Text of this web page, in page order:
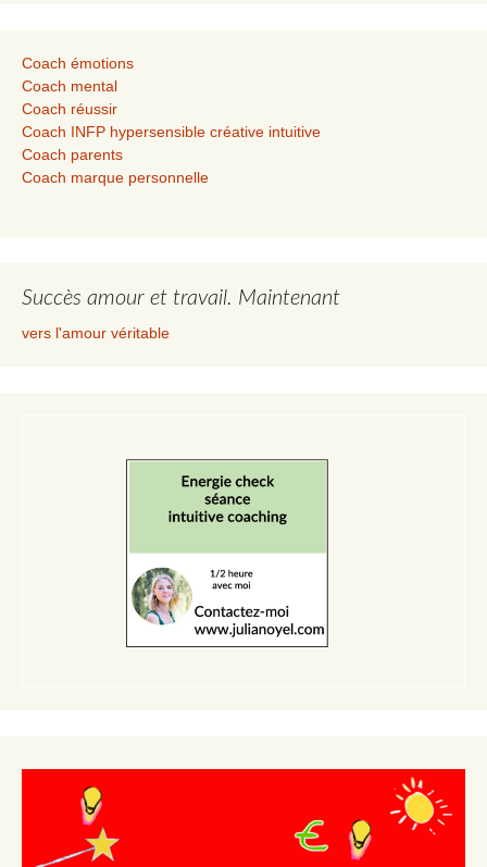
Coach émotions
Coach mental
Coach réussir
Coach INFP hypersensible créative intuitive
Coach parents
Coach marque personnelle
Succès amour et travail. Maintenant
vers l'amour véritable